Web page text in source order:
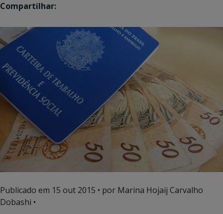
Compartilhar:
Publicado em 15 out 2015 • por Marina Hojaij Carvalho
Dobashi •